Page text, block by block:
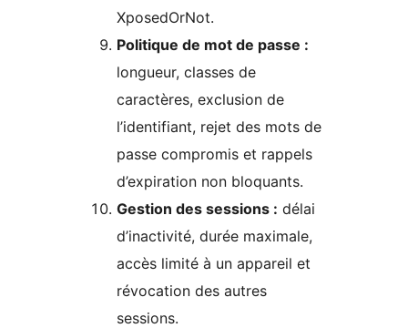
XposedOrNot.
Politique de mot de passe :
longueur, classes de
caractères, exclusion de
l’identifiant, rejet des mots de
passe compromis et rappels
d’expiration non bloquants.
Gestion des sessions : délai
d’inactivité, durée maximale,
accès limité à un appareil et
révocation des autres
sessions.